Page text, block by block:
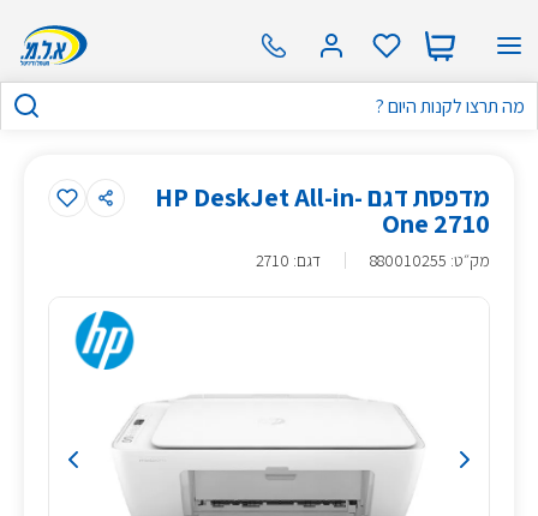
מדפסת דגם HP DeskJet All-in-
One 2710
מק״ט:
880010255 דגם: 2710